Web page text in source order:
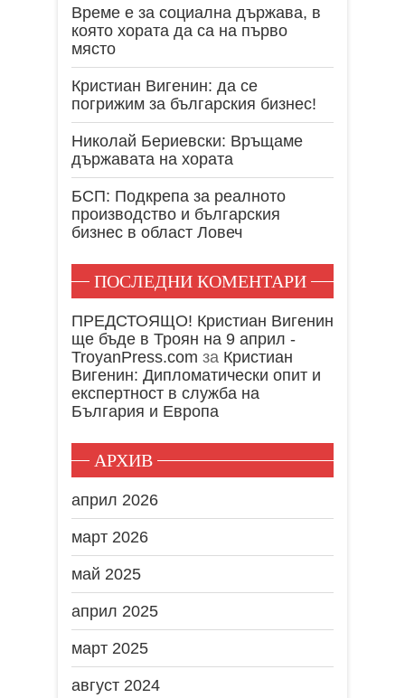
Време е за социална държава, в
която хората да са на първо
място
Кристиан Вигенин: да се
погрижим за българския бизнес!
Николай Бериевски: Връщаме
държавата на хората
БСП: Подкрепа за реалното
производство и българския
бизнес в област Ловеч
ПОСЛЕДНИ КОМЕНТАРИ
ПРЕДСТОЯЩО! Кристиан Вигенин
ще бъде в Троян на 9 април -
TroyanPress.com за Кристиан
Вигенин: Дипломатически опит и
експертност в служба на
България и Европа
АРХИВ
април 2026
март 2026
май 2025
април 2025
март 2025
август 2024